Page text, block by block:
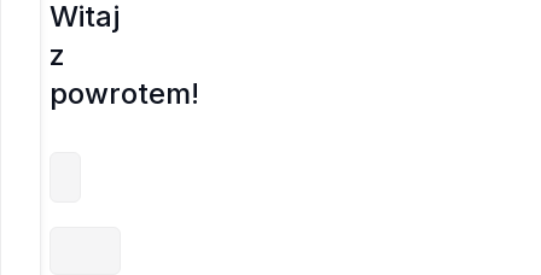
Witaj
z
powrotem!